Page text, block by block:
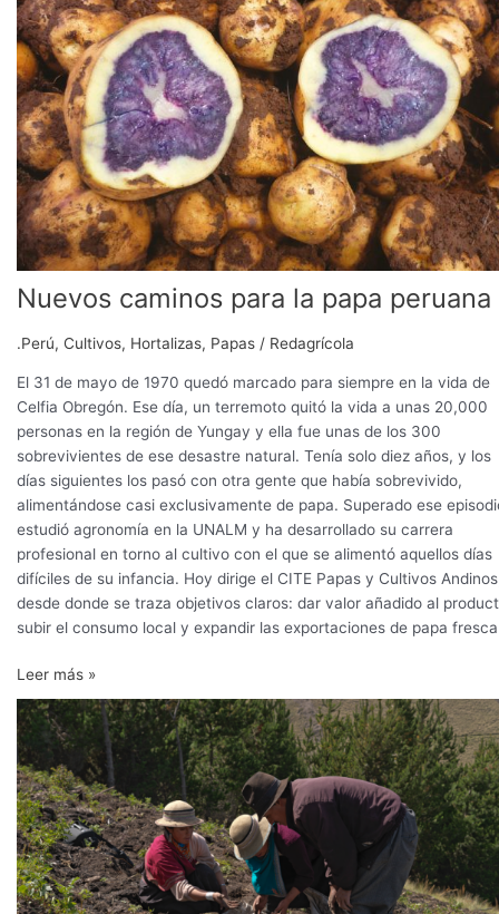
Nuevos caminos para la papa peruana
.Perú, Cultivos, Hortalizas, Papas / Redagrícola
El 31 de mayo de 1970 quedó marcado para siempre en la vida de
Celfia Obregón. Ese día, un terremoto quitó la vida a unas 20,000
personas en la región de Yungay y ella fue unas de los 300
sobrevivientes de ese desastre natural. Tenía solo diez años, y los
días siguientes los pasó con otra gente que había sobrevivido,
alimentándose casi exclusivamente de papa. Superado ese
estudió agronomía en la UNALM y ha desarrollado su carrera
profesional en torno al cultivo con el que se alimentó aquellos días
difíciles de su infancia. Hoy dirige el CITE Papas y Cultivos
desde donde se traza objetivos claros: dar valor añadido al
subir el consumo local y expandir las exportaciones de papa
papa
peruana
Leer más »
Capacitan
sobre
un
mejor
manejo
del
cultivo
de
la